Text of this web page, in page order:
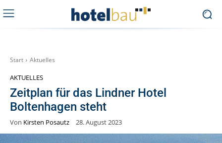
Start Aktuelles
AKTUELLES
Zeitplan für das Lindner Hotel
Boltenhagen steht
Von Kirsten Posautz 28. August 2023